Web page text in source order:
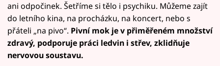
ani odpočinek. Šetříme si tělo i psychiku. Můžeme zajít
do letního kina, na procházku, na koncert, nebo s
přáteli „na pivo“. Pivní mok je v přiměřeném množství
zdravý, podporuje práci ledvin i střev, zklidňuje
nervovou soustavu.